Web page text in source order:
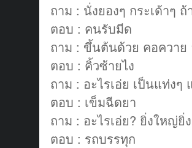
ถาม : นั่งยองๆ กระเด้าๆ
ตอบ : คนรับมีด
ถาม : ขึ้นต้นด้วย คอควาย
ตอบ : คิ้วซ้ายไง
ถาม : อะไรเอ่ย เป็นแท่งๆ
ตอบ : เข็มฉีดยา
ถาม : อะไรเอ่ย? ยิ่งใหญ่ยิ่
ตอบ : รถบรรทุก